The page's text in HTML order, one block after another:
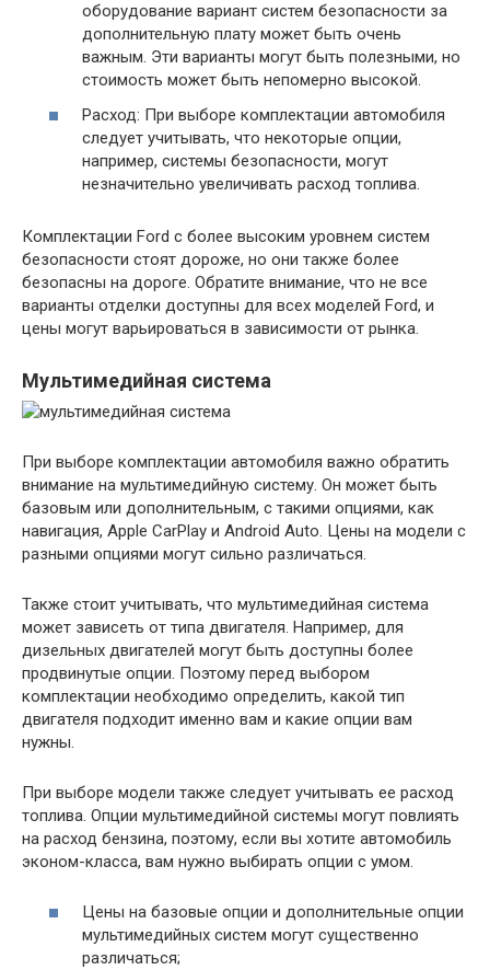
оборудование вариант систем безопасности за
дополнительную плату может быть очень
важным. Эти варианты могут быть полезными, но
стоимость может быть непомерно высокой.
Расход: При выборе комплектации автомобиля
следует учитывать, что некоторые опции,
например, системы безопасности, могут
незначительно увеличивать расход топлива.
Комплектации Ford с более высоким уровнем систем
безопасности стоят дороже, но они также более
безопасны на дороге. Обратите внимание, что не все
варианты отделки доступны для всех моделей Ford, и
цены могут варьироваться в зависимости от рынка.
Мультимедийная система
При выборе комплектации автомобиля важно обратить
внимание на мультимедийную систему. Он может быть
базовым или дополнительным, с такими опциями, как
навигация, Apple CarPlay и Android Auto. Цены на модели с
разными опциями могут сильно различаться.
Также стоит учитывать, что мультимедийная система
может зависеть от типа двигателя. Например, для
дизельных двигателей могут быть доступны более
продвинутые опции. Поэтому перед выбором
комплектации необходимо определить, какой тип
двигателя подходит именно вам и какие опции вам
нужны.
При выборе модели также следует учитывать ее расход
топлива. Опции мультимедийной системы могут повлиять
на расход бензина, поэтому, если вы хотите автомобиль
эконом-класса, вам нужно выбирать опции с умом.
Цены на базовые опции и дополнительные опции
мультимедийных систем могут существенно
различаться;